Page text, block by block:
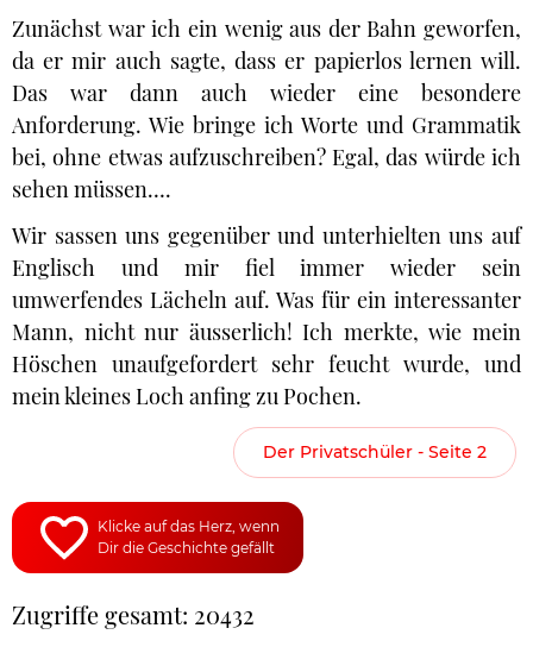
Zunächst war ich ein wenig aus der Bahn geworfen,
da er mir auch sagte, dass er papierlos lernen will.
Das war dann auch wieder eine besondere
Anforderung. Wie bringe ich Worte und Grammatik
bei, ohne etwas aufzuschreiben? Egal, das würde ich
sehen müssen….
Wir sassen uns gegenüber und unterhielten uns auf
Englisch und mir fiel immer wieder sein
umwerfendes Lächeln auf. Was für ein interessanter
Mann, nicht nur äusserlich! Ich merkte, wie mein
Höschen unaufgefordert sehr feucht wurde, und
mein kleines Loch anfing zu Pochen.
Der Privatschüler - Seite 2
Klicke auf das Herz, wenn
Dir die Geschichte gefällt
Zugriffe gesamt: 20432